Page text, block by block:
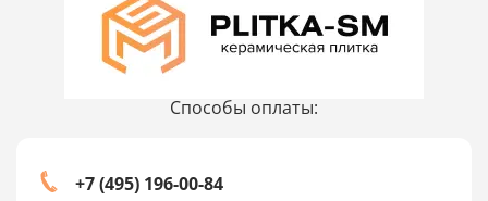
Способы оплаты:
+7 (495) 196-00-84